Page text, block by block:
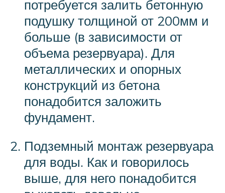
потребуется залить бетонную
подушку толщиной от 200мм и
больше (в зависимости от
объема резервуара). Для
металлических и опорных
конструкций из бетона
понадобится заложить
фундамент.
Подземный монтаж резервуара
для воды. Как и говорилось
выше, для него понадобится